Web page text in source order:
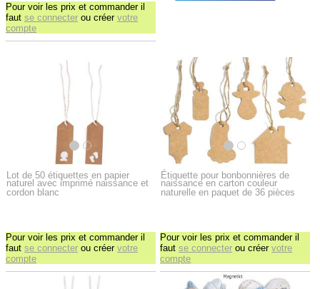
Pour voir les prix et commander il
faut se connecter ou créer votre
compte
Lot de 50 étiquettes en papier
naturel avec imprimé naissance et
cordon blanc
Pour voir les prix et commander il
faut se connecter ou créer votre
compte
Étiquette pour bonbonnières de
naissance en carton couleur
naturelle en paquet de 36 pièces
Pour voir les prix et commander il
fautse connecter ou créervotre
compte